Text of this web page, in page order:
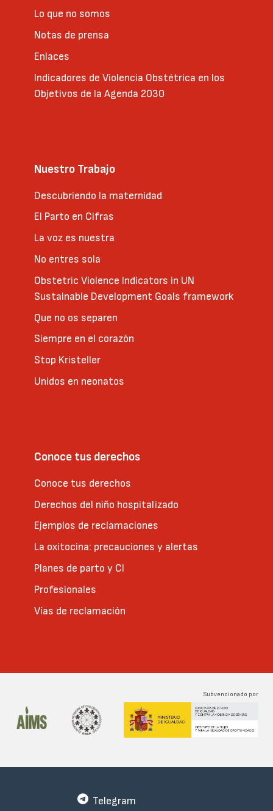
Lo que no somos
Notas de prensa
Enlaces
Indicadores de Violencia Obstétrica en los
Objetivos de la Agenda 2030
Nuestro Trabajo
Descubriendo la maternidad
El Parto en Cifras
La voz es nuestra
No entres sola
Obstetric Violence Indicators in UN
Sustainable Development Goals framework
Que no os separen
Siempre en el corazón
Stop Kristeller
Unidos en neonatos
Conoce tus derechos
Conoce tus derechos
Derechos del niño hospitalizado
Ejemplos de reclamaciones
La oxitocina: precauciones y alertas
Planes de parto y CI
Profesionales
Vías de reclamación
Subvencionado por
Telegram